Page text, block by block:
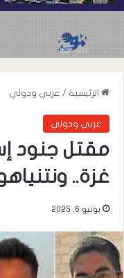
الرئيسية / عربي ودولي
عربي ودولي
مقتل جنود
غزة..
يونيو 6, 2025